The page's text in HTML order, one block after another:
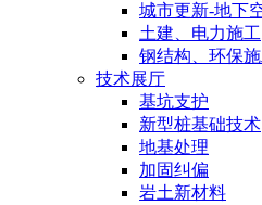
城市更新-地下
土建、电力施工
钢结构、环保
技术展厅
基坑支护
新型桩基础技术
地基处理
加固纠偏
岩土新材料